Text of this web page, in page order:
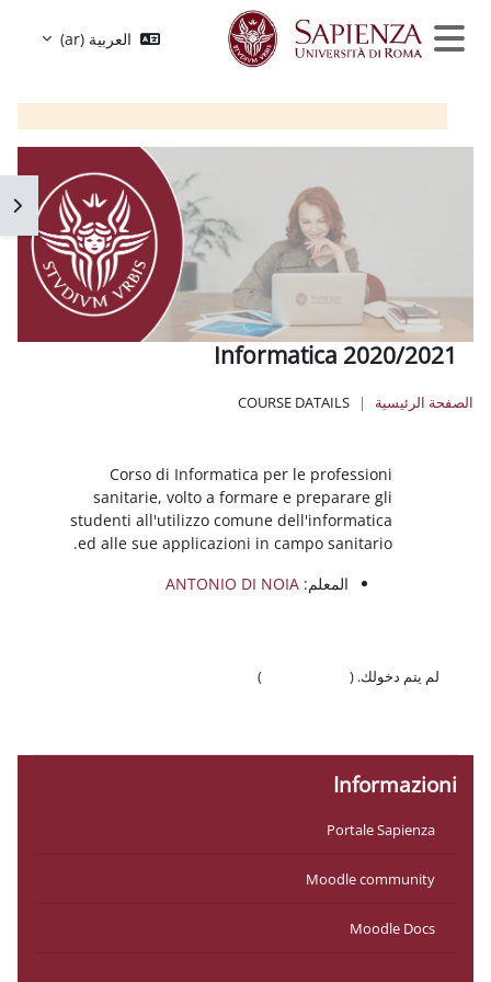
واجهة جانبية
العربية ‎(ar)‎
Informatica 2020/2021
الصفحة الرئيسية COURSE DATAILS
الكتل
Corso di Informatica per le professioni
sanitarie, volto a formare e preparare gli
studenti all'utilizzo comune dell'informatica
ed alle sue applicazioni in campo sanitario.
المعلم:ANTONIO DI NOIA
لم يتم دخولك. (
)
Informazioni
Portale Sapienza
Moodle community
Moodle Docs